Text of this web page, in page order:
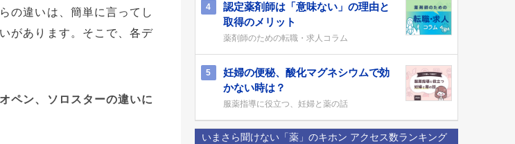
の違いは、簡単に言ってし
があります。そこで、各デ
ペン、ソロスターの違いに
4
認定薬剤師は「意味ない」の理由と
取得のメリット
薬剤師のための転職・求人コラム
5
妊婦の便秘、酸化マグネシウムで効
かない時は？
服薬指導に役立つ、妊婦と薬の話
いまさら聞けない「薬」のキホン アクセス数ランキング